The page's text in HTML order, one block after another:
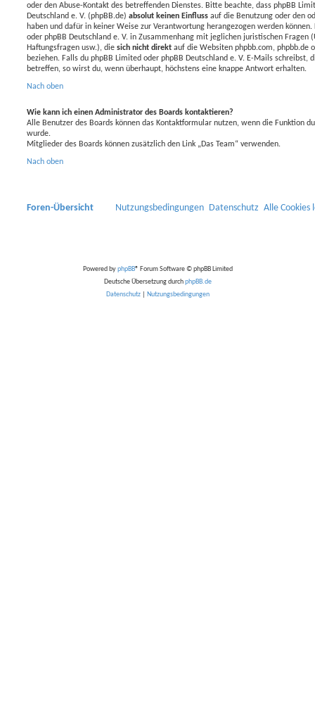
oder den Abuse-Kontakt des betreffenden Dienstes. Bitte beachte, dass phpBB
Deutschland e. V. (phpBB.de) absolut keinen Einfluss auf die Benutzung oder den
haben und dafür in keiner Weise zur Verantwortung herangezogen werden
oder phpBB Deutschland e. V. in Zusammenhang mit jeglichen juristischen Fragen
Haftungsfragen usw.), die sich nicht direkt auf die Websiten phpbb.com, phpbb.de
beziehen. Falls du phpBB Limited oder phpBB Deutschland e. V. E-Mails schreibst,
betreffen, so wirst du, wenn überhaupt, höchstens eine knappe Antwort erhalten.
Nach oben
Wie kann ich einen Administrator des Boards kontaktieren?
Alle Benutzer des Boards können das Kontaktformular nutzen, wenn die Funktion
wurde.
Mitglieder des Boards können zusätzlich den Link „Das Team“ verwenden.
Nach oben
Foren-Übersicht Alle Cookies
Datenschutz
Nutzungsbedingungen
Powered byphpBB® Forum Software © phpBB Limited
Deutsche Übersetzung durchphpBB.de
Datenschutz| Nutzungsbedingungen